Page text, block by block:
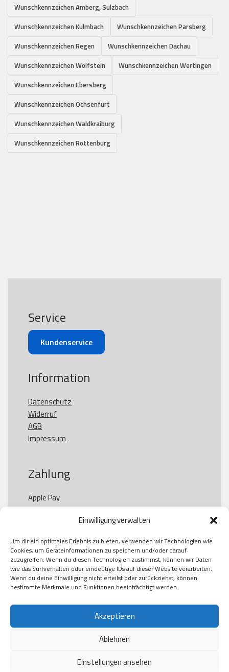
Einwilligung verwalten
Um dir ein optimales Erlebnis zu bieten, verwenden wir Technologien wie
Cookies, um Geräteinformationen zu speichern und/oder darauf
zuzugreifen. Wenn du diesen Technologien zustimmst, können wir Daten
wie das Surfverhalten oder eindeutige IDs auf dieser Website verarbeiten.
Wenn du deine Einwilligung nicht erteilst oder zurückziehst, können
bestimmte Merkmale und Funktionen beeinträchtigt werden.
Akzeptieren
Ablehnen
Einstellungen ansehen
Wunschkennzeichen Amberg, Sulzbach
Wunschkennzeichen Kulmbach
Wunschkennzeichen Parsberg
Wunschkennzeichen Regen
Wunschkennzeichen Dachau
Wunschkennzeichen Wolfstein
Wunschkennzeichen Wertingen
Wunschkennzeichen Ebersberg
Wunschkennzeichen Ochsenfurt
Wunschkennzeichen Waldkraiburg
Wunschkennzeichen Rottenburg
Service
Kundenservice
Information
Datenschutz
Widerruf
AGB
Impressum
Zahlung
Apple Pay
Paypal
Kauf auf Rechung
Klarna
American Express